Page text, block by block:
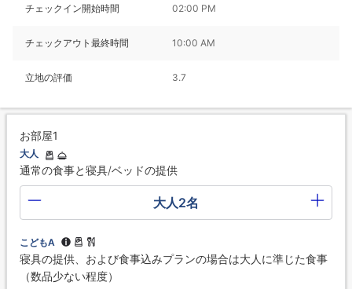
チェックイン開始時間 02:00 PM
チェックアウト最終時間 10:00 AM
立地の評価 3.7
お部屋1
大人
通常の食事と寝具/ベッドの提供
大人2名
こどもA
寝具の提供、および食事込みプランの場合は大人に準じた食事
（数品少ない程度）